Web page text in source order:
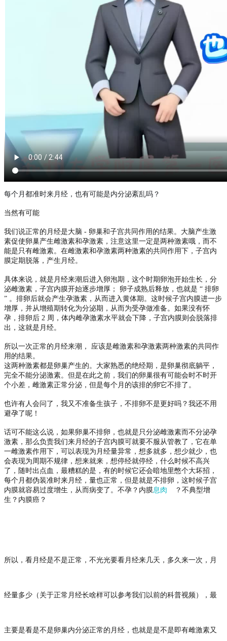
每个月都准时来月经，也有可能是内分泌紊乱吗？
当然有可能
我们说正常的月经是大脑 - 卵巢和子宫共同作用的结果。大脑产生激
素促使卵巢产生雌激素和孕激素，注意这里一定是两种激素哦，而不
能是只有雌激素。在雌激素和孕激素两种激素的共同作用下，子宫内
膜定期脱落，产生月经。
具体来说，就是月经来潮后进入卵泡期，这个时期卵泡开始生长，分
泌雌激素，子宫内膜开始逐步增厚；
卵子成熟后释放，也就是 “ 排卵
” 。排卵后就会产生孕激素，从而进入黄体期。这时候子宫内膜进一步
增厚，并从增殖期转化为分泌期，从而为受孕做准备。如果没有怀
孕，排卵后 2 周，体内雌孕激素水平就会下降，子宫内膜则会脱落排
出，这就是月经。
所以一次正常的月经来潮，
应该是雌激素和孕激素两种激素的共同作
用的结果。
这两种激素都是卵巢产生的。大家熟悉的绝经期，是卵巢彻底躺平，
完全不能分泌激素。但是在此之前，我们的卵巢很有可能会时不时开
个小差，雌激素正常分泌，但是每个月的该排的卵它不排了。
也许有人会问了，我又不准备生孩子，不排卵不是更好吗？我还不用
避孕了呢！
话可不能这么说，如果卵巢不排卵，也就是只分泌雌激素而不分泌孕
激素，那么负责我们来月经的子宫内膜可就要不服从管教了，它在单
一雌激素作用下，可以表现为月经量异常，想多就多，想少就少，也
会表现为周期不规律，想来就来，想停经就停经，什么时候不高兴
了，随时出点血，最糟糕的是，有的时候它还会暗地里憋个大坏招，
每个月都伪装准时来月经，量也正常，但是就是不排卵，这时候子宫
内膜就容易过度增生，从而病变了。不孕？内膜息肉
？不典型增
生？内膜癌？
所以，看月经是不是正常，不光光要看月经来几天，多久来一次，月
经量多少（关于正常月经长啥样可以参考我们以前的科普视频），最
主要是看是不是卵巢内分泌正常的月经，也就是是不是即有雌激素又